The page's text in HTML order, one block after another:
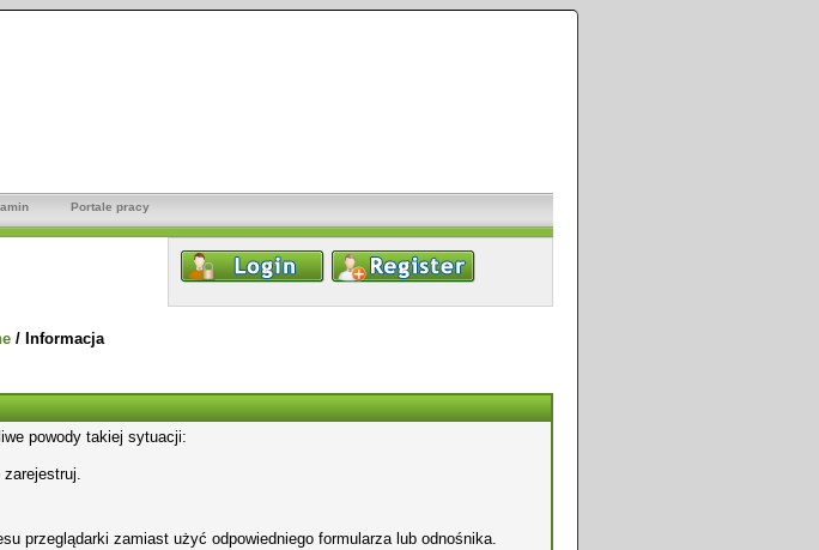
Portale pracy
/ Informacja
powody takiej sytuacji:
zarejestruj.
przeglądarki zamiast użyć odpowiedniego formularza lub odnośnika.